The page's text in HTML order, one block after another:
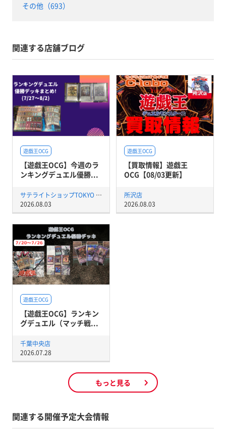
その他（693）
関連する店舗ブログ
遊戯王OCG
【遊戯王OCG】今週のラ
ンキングデュエル優勝...
サテライトショップTOKYO 秋葉原店
2026.08.03
遊戯王OCG
【買取情報】遊戯王
OCG【08/03更新】
所沢店
2026.08.03
遊戯王OCG
【遊戯王OCG】ランキン
グデュエル（マッチ戦...
千葉中央店
2026.07.28
もっと見る
関連する開催予定大会情報